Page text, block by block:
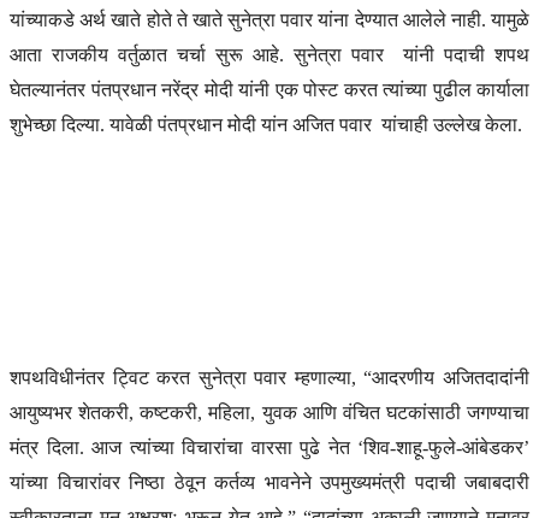
यांच्याकडे अर्थ खाते होते ते खाते सुनेत्रा पवार यांना देण्यात आलेले नाही. यामुळे
आता राजकीय वर्तुळात चर्चा सुरू आहे. सुनेत्रा पवार यांनी पदाची शपथ
घेतल्यानंतर पंतप्रधान नरेंद्र मोदी यांनी एक पोस्ट करत त्यांच्या पुढील कार्याला
शुभेच्छा दिल्या. यावेळी पंतप्रधान मोदी यांन अजित पवार यांचाही उल्लेख केला.
शपथविधीनंतर ट्विट करत सुनेत्रा पवार म्हणाल्या, “आदरणीय अजितदादांनी
आयुष्यभर शेतकरी, कष्टकरी, महिला, युवक आणि वंचित घटकांसाठी जगण्याचा
मंत्र दिला. आज त्यांच्या विचारांचा वारसा पुढे नेत ‘शिव-शाहू-फुले-आंबेडकर’
यांच्या विचारांवर निष्ठा ठेवून कर्तव्य भावनेने उपमुख्यमंत्री पदाची जबाबदारी